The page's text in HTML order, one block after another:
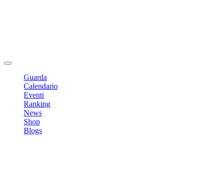
Guarda
Calendario
Eventi
Ranking
News
Shop
Blogs